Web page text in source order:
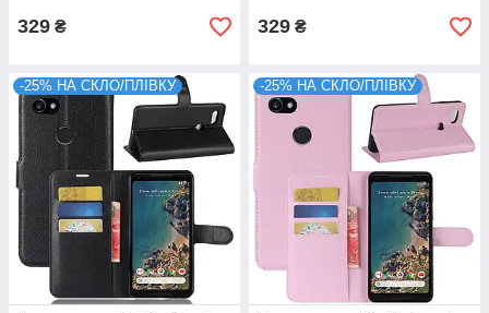
329 ₴ 329 ₴
-25% НА СКЛО/ПЛІВКУ -25% НА СКЛО/ПЛІВКУ